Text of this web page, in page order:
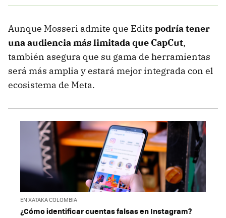
Aunque Mosseri admite que Edits podría tener
una audiencia más limitada que CapCut,
también asegura que su gama de herramientas
será más amplia y estará mejor integrada con el
ecosistema de Meta.
EN XATAKA COLOMBIA
¿Cómo identificar cuentas falsas en Instagram?